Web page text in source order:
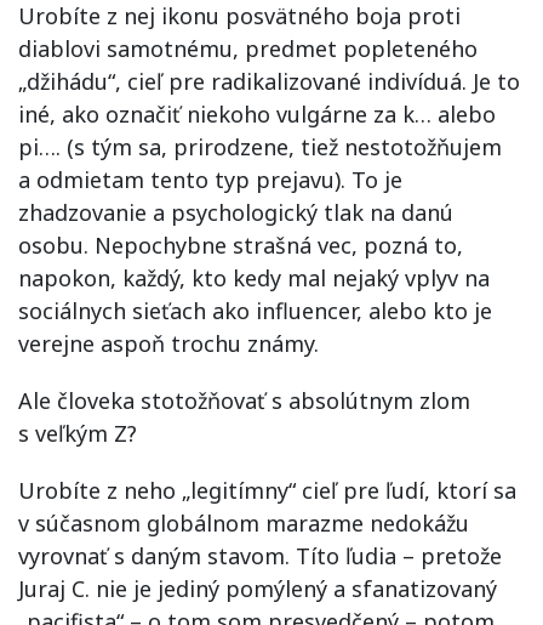
Urobíte z nej ikonu posvätného boja proti
diablovi samotnému, predmet popleteného
„džihádu“, cieľ pre radikalizované indivíduá. Je to
iné, ako označiť niekoho vulgárne za k… alebo
pi…. (s tým sa, prirodzene, tiež nestotožňujem
a odmietam tento typ prejavu). To je
zhadzovanie a psychologický tlak na danú
osobu. Nepochybne strašná vec, pozná to,
napokon, každý, kto kedy mal nejaký vplyv na
sociálnych sieťach ako influencer, alebo kto je
verejne aspoň trochu známy.
Ale človeka stotožňovať s absolútnym zlom
s veľkým Z?
Urobíte z neho „legitímny“ cieľ pre ľudí, ktorí sa
v súčasnom globálnom marazme nedokážu
vyrovnať s daným stavom. Títo ľudia – pretože
Juraj C. nie je jediný pomýlený a sfanatizovaný